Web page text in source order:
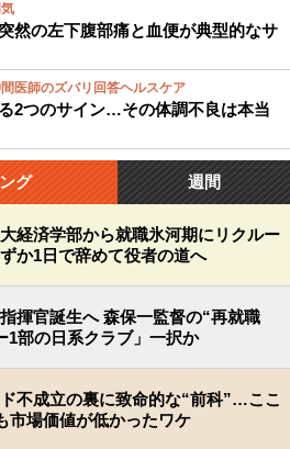
然の左下腹部痛と血便が典型的なサ
医師のズバリ回答ヘルスケア
2つのサイン…その体調不良は本当
グ 週間
経済学部から就職氷河期にリクルー
か1日で辞めて役者の道へ
揮官誕生へ 森保一監督の“再就職
1部の日系クラブ」一択か
不成立の裏に致命的な“前科”…ここ
市場価値が低かったワケ